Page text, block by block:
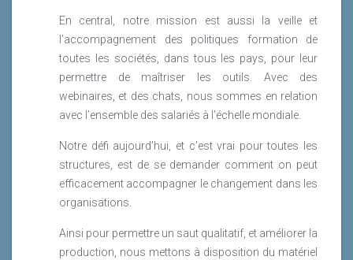
En central, notre mission est aussi la veille et
l’accompagnement des politiques formation de
toutes les sociétés, dans tous les pays, pour leur
permettre de maîtriser les outils. Avec des
webinaires, et des chats, nous sommes en relation
avec l’ensemble des salariés à l’échelle mondiale.
Notre défi aujourd’hui, et c’est vrai pour toutes les
structures, est de se demander comment on peut
efficacement accompagner le changement dans les
organisations.
Ainsi pour permettre un saut qualitatif, et améliorer la
production, nous mettons à disposition du matériel